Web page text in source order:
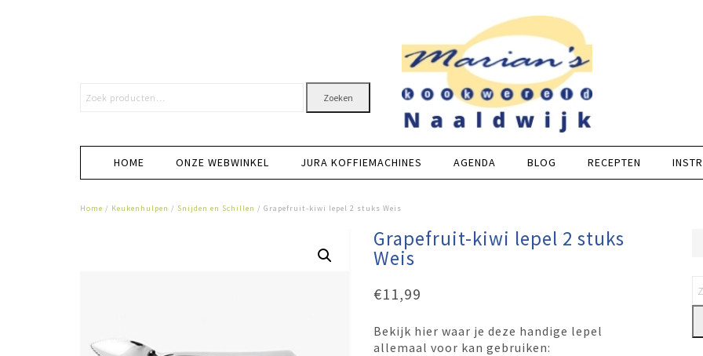
Zoeken
HOME ONZE WEBWINKEL JURA KOFFIEMACHINES AGENDA BLOG RECEPTEN
Home / Keukenhulpen / Snijden en Schillen / Grapefruit-kiwi lepel 2 stuks Weis
Grapefruit-kiwi lepel 2 stuks
Weis
€11,99
Bekijk hier waar je deze handige lepel
allemaal voor kan gebruiken: